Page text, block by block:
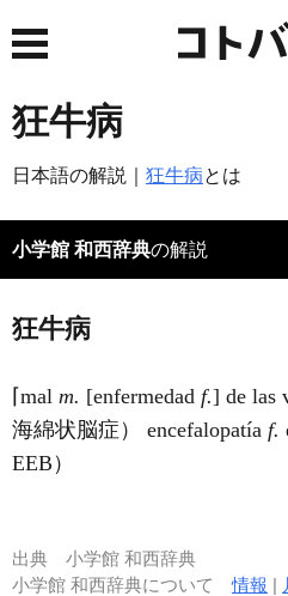
狂牛病
日本語の解説｜ 狂牛病とは
小学館 和西辞典の解説
狂牛病
⌈mal m. [enfermedad f.] de las
海綿状脳症） encefalopatía f.
EEB）
出典 小学館 和西辞典
小学館 和西辞典について情報 |